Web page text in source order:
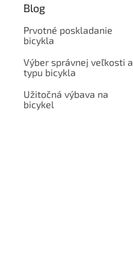
Blog
Prvotné poskladanie
bicykla
Výber správnej veľkosti a
typu bicykla
Užitočná výbava na
bicykel